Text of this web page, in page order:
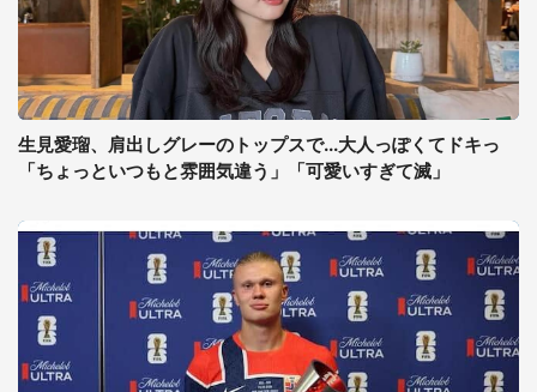
生見愛瑠、肩出しグレーのトップスで...大人っぽくてドキっ
「ちょっといつもと雰囲気違う」「可愛いすぎて滅」